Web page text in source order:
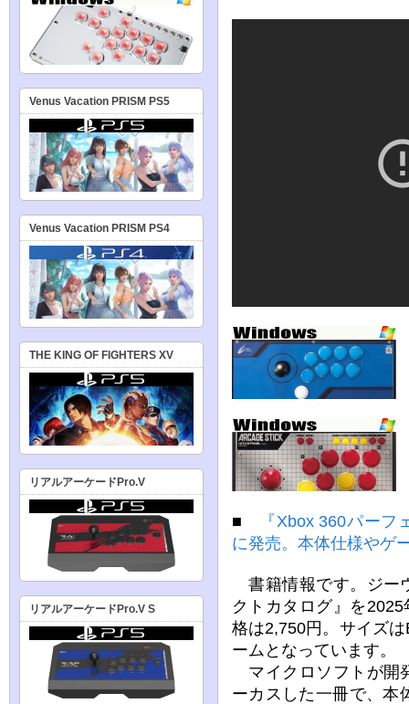
■
『Xbox 360パー
に発売。本体仕様やゲ
書籍情報です。ジー
クトカタログ』を
格は2,750円。サイズ
ームとなっています。
マイクロソフトが開
ーカスした一冊で、本
Venus Vacation PRISM PS5
Venus Vacation PRISM PS4
THE KING OF FIGHTERS XV
リアルアーケードPro.V
リアルアーケードPro.V S